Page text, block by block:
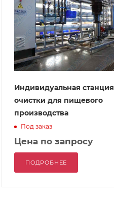
Индивидуальная станция
очистки для пищевого
производства
Под заказ
Цена по запросу
ПОДРОБНЕЕ